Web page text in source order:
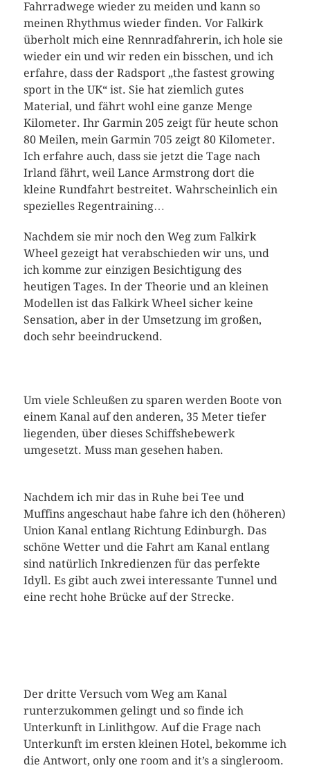
Fahrradwege wieder zu meiden und kann so
meinen Rhythmus wieder finden. Vor Falkirk
überholt mich eine Rennradfahrerin, ich hole sie
wieder ein und wir reden ein bisschen, und ich
erfahre, dass der Radsport „the fastest growing
sport in the UK“ ist. Sie hat ziemlich gutes
Material, und fährt wohl eine ganze Menge
Kilometer. Ihr Garmin 205 zeigt für heute schon
80 Meilen, mein Garmin 705 zeigt 80 Kilometer.
Ich erfahre auch, dass sie jetzt die Tage nach
Irland fährt, weil Lance Armstrong dort die
kleine Rundfahrt bestreitet. Wahrscheinlich ein
spezielles Regentraining…
Nachdem sie mir noch den Weg zum Falkirk
Wheel gezeigt hat verabschieden wir uns, und
ich komme zur einzigen Besichtigung des
heutigen Tages. In der Theorie und an kleinen
Modellen ist das Falkirk Wheel sicher keine
Sensation, aber in der Umsetzung im großen,
doch sehr beeindruckend.
Um viele Schleußen zu sparen werden Boote von
einem Kanal auf den anderen, 35 Meter tiefer
liegenden, über dieses Schiffshebewerk
umgesetzt. Muss man gesehen haben.
Nachdem ich mir das in Ruhe bei Tee und
Muffins angeschaut habe fahre ich den (höheren)
Union Kanal entlang Richtung Edinburgh. Das
schöne Wetter und die Fahrt am Kanal entlang
sind natürlich Inkredienzen für das perfekte
Idyll. Es gibt auch zwei interessante Tunnel und
eine recht hohe Brücke auf der Strecke.
Der dritte Versuch vom Weg am Kanal
runterzukommen gelingt und so finde ich
Unterkunft in Linlithgow. Auf die Frage nach
Unterkunft im ersten kleinen Hotel, bekomme ich
die Antwort, only one room and it’s a singleroom.